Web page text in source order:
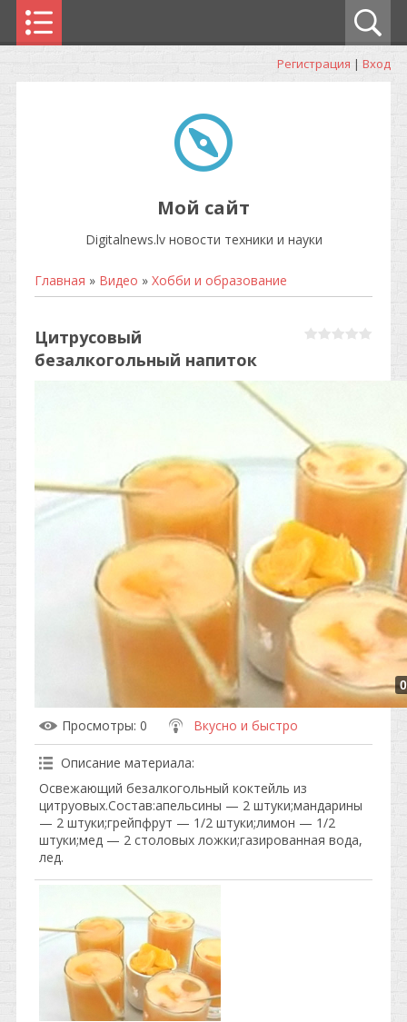
Регистрация | Вход
Мой сайт
Digitalnews.lv новости техники и науки
Главная » Видео » Хобби и образование
Цитрусовый
безалкогольный напиток
Просмотры: 0 Вкусно и быстро
Описание материала:
Освежающий безалкогольный коктейль из
цитруовых.Состав:апельсины — 2 штуки;мандарины
— 2 штуки;грейпфрут — 1/2 штуки;лимон — 1/2
штуки;мед — 2 столовых ложки;газированная вода,
лед.